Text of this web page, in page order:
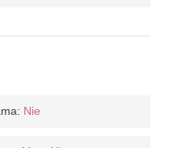
Nie